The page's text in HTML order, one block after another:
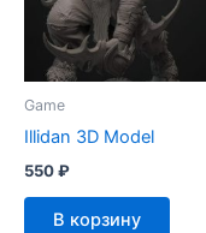
Game
Illidan 3D Model
550₽
В корзину